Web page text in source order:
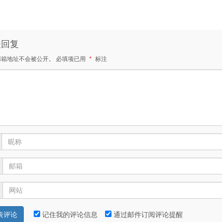
复
地址不会被公开。 必填项已用 * 标注
记住我的评论信息 通过邮件订阅评论提醒